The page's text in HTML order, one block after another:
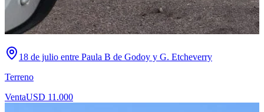
18 de julio entre Paula B de Godoy y G. Etcheverry
Terreno
VentaUSD 11.000